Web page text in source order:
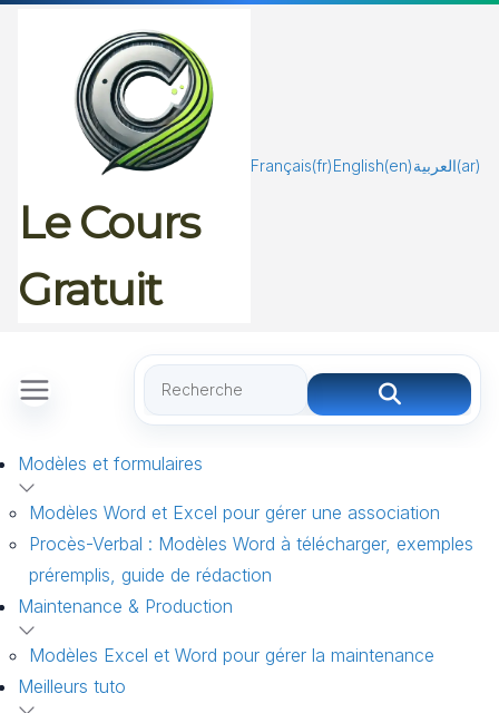
Le Cours
Gratuit
Français(fr) English(en)العربية(ar)
Modèles et formulaires
Modèles Word et Excel pour gérer une association
Procès-Verbal : Modèles Word à télécharger, exemples
préremplis, guide de rédaction
Maintenance & Production
Modèles Excel et Word pour gérer la maintenance
Meilleurs tuto